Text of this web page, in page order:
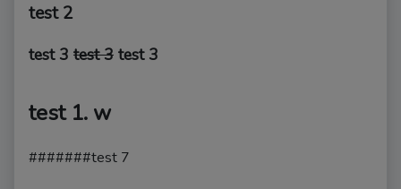
test 2
test 3 test 3 test 3
test 1. w
#######test 7